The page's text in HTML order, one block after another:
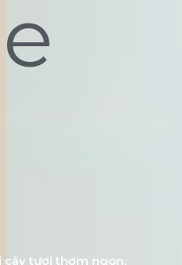
cây tươi thơm ngon,